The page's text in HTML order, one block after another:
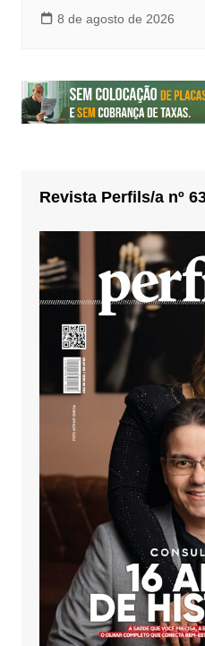
8 de agosto de 2026
Revista Perfils/a nº